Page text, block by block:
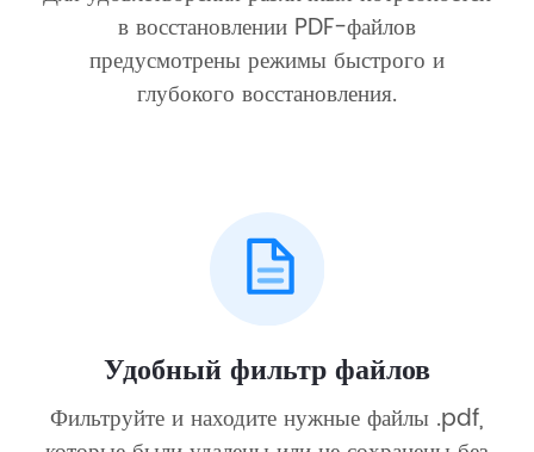
в восстановлении PDF-файлов
предусмотрены режимы быстрого и
глубокого восстановления.
Удобный фильтр файлов
Фильтруйте и находите нужные файлы .pdf,